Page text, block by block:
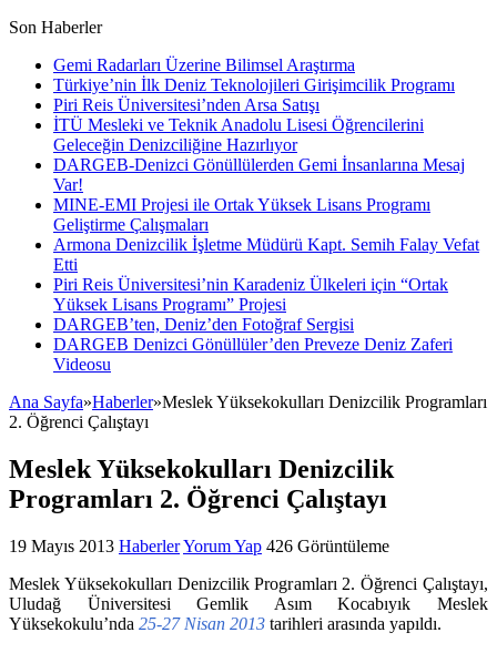
Son Haberler
Gemi Radarları Üzerine Bilimsel Araştırma
Türkiye’nin İlk Deniz Teknolojileri Girişimcilik Programı
Piri Reis Üniversitesi’nden Arsa Satışı
İTÜ Mesleki ve Teknik Anadolu Lisesi Öğrencilerini
Geleceğin Denizciliğine Hazırlıyor
DARGEB-Denizci Gönüllülerden Gemi İnsanlarına Mesaj
Var!
MINE-EMI Projesi ile Ortak Yüksek Lisans Programı
Geliştirme Çalışmaları
Armona Denizcilik İşletme Müdürü Kapt. Semih Falay Vefat
Etti
Piri Reis Üniversitesi’nin Karadeniz Ülkeleri için “Ortak
Yüksek Lisans Programı” Projesi
DARGEB’ten, Deniz’den Fotoğraf Sergisi
DARGEB Denizci Gönüllüler’den Preveze Deniz Zaferi
Videosu
Ana Sayfa»Haberler»Meslek Yüksekokulları Denizcilik Programları
2. Öğrenci Çalıştayı
Meslek Yüksekokulları Denizcilik
Programları 2. Öğrenci Çalıştayı
19 Mayıs 2013 HaberlerYorum Yap 426 Görüntüleme
Meslek Yüksekokulları Denizcilik Programları 2. Öğrenci Çalıştayı,
Uludağ Üniversitesi Gemlik Asım Kocabıyık Meslek
Yüksekokulu’nda 25-27 Nisan 2013 tarihleri arasında yapıldı.